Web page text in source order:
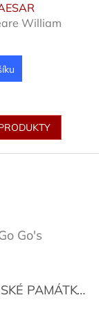
William
Go's
VYSTŘIHOVÁNKY - PRAŽSKÉ PAMÁTKY